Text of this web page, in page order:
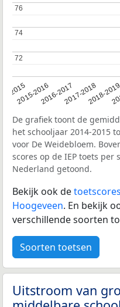
2015
2015-20162016-20172017-2018
2018-
72
72
74
74
76
76
De grafiek toont de
het schooljaar 2014-2015
voor De Weidebloem.
scores op de IEP toets per
Nederland getoond.
Bekijk ook de
Hoogeveen. En bekijk
verschillende soorten
Soorten toetsen
Uitstroom van